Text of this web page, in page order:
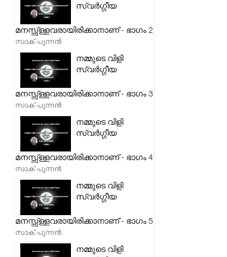
സ്വർഗ്ഗീയ
മനസ്സ്ള്ളവരായിരിക്കാനാണ് - ഭാഗം 2
സാക് പുന്നൻ
നമ്മുടെ വിളി
സ്വർഗ്ഗീയ
മനസ്സ്ള്ളവരായിരിക്കാനാണ് - ഭാഗം 3
സാക് പുന്നൻ
നമ്മുടെ വിളി
സ്വർഗ്ഗീയ
മനസ്സ്ള്ളവരായിരിക്കാനാണ് - ഭാഗം 4
സാക് പുന്നൻ
നമ്മുടെ വിളി
സ്വർഗ്ഗീയ
മനസ്സ്ള്ളവരായിരിക്കാനാണ് - ഭാഗം 5
സാക് പുന്നൻ
നമ്മുടെ വിളി